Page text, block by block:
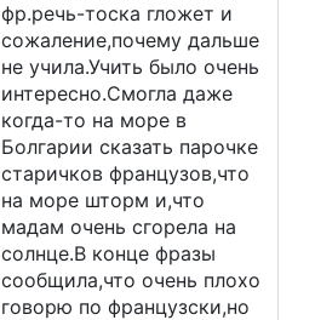
фр.речь-тоска гложет и
сожаление,почему дальше
не учила.Учить было очень
интересно.Смогла даже
когда-то на море в
Болгарии сказать парочке
старичков французов,что
на море шторм и,что
мадам очень сгорела на
солнце.В конце фразы
сообщила,что очень плохо
говорю по французски,но